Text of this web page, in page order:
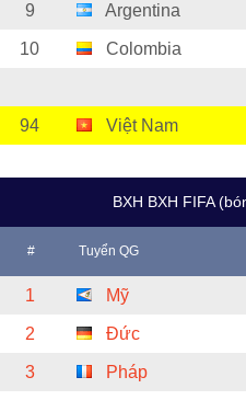
9 Argentina
10 Colombia
94 Việt Nam
BXH BXH FIFA
# Tuyển QG
1 Mỹ
2 Đức
3 Pháp